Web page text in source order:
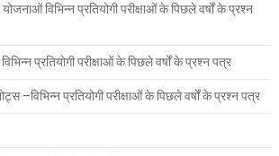
योजनाओं विभिन्न प्रतियोगी परीक्षाओं के पिछले वर्षों के प्रश्न
प्रतियोगी परीक्षाओं के पिछले वर्षों के प्रश्न पत्र
–विभिन्न प्रतियोगी परीक्षाओं के पिछले वर्षों के प्रश्न पत्र